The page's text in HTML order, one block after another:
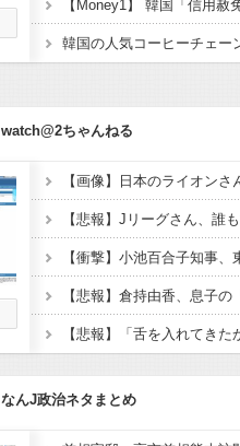
watch@2ちゃんねる
なんJ政治ネタまとめ